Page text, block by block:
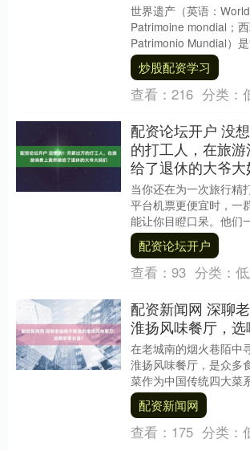
世界遗产（英语：
Patrimoine mondial；西
Patrimonio Mundial）
产....
炒股配资学习
查看： 216 分类：
配资论坛开户 没
的打工人，在旅
给了退休的大爷大
当你还在为一次旅行精
平台机票更便宜时，一
能让你目瞪口呆。他们
超过1.2万元，在极地邮
中占比超过9....
配资论坛开户
查看： 93 分类：
配资新闻网 深聊
淮扬风味餐厅，选
在老城南的烟火巷陌中
淮扬风味餐厅，是众多
菜作为中国传统四大菜
网，以其选料严谨、制
的特点闻名遐迩。而....
配资新闻网
查看： 175 分类：